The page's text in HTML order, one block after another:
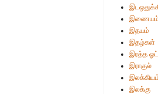
இணையம்
இதயம்
இதழ்கள்
இரத்த
இராகுல்
இலக்கு